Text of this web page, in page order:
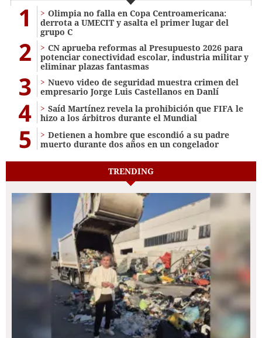
1
Olimpia no falla en Copa Centroamericana:
derrota a UMECIT y asalta el primer lugar del
grupo C
2
CN aprueba reformas al Presupuesto 2026 para
potenciar conectividad escolar, industria militar y
eliminar plazas fantasmas
3
Nuevo video de seguridad muestra crimen del
empresario Jorge Luis Castellanos en Danlí
4
Saíd Martínez revela la prohibición que FIFA le
hizo a los árbitros durante el Mundial
5
Detienen a hombre que escondió a su padre
muerto durante dos años en un congelador
TRENDING